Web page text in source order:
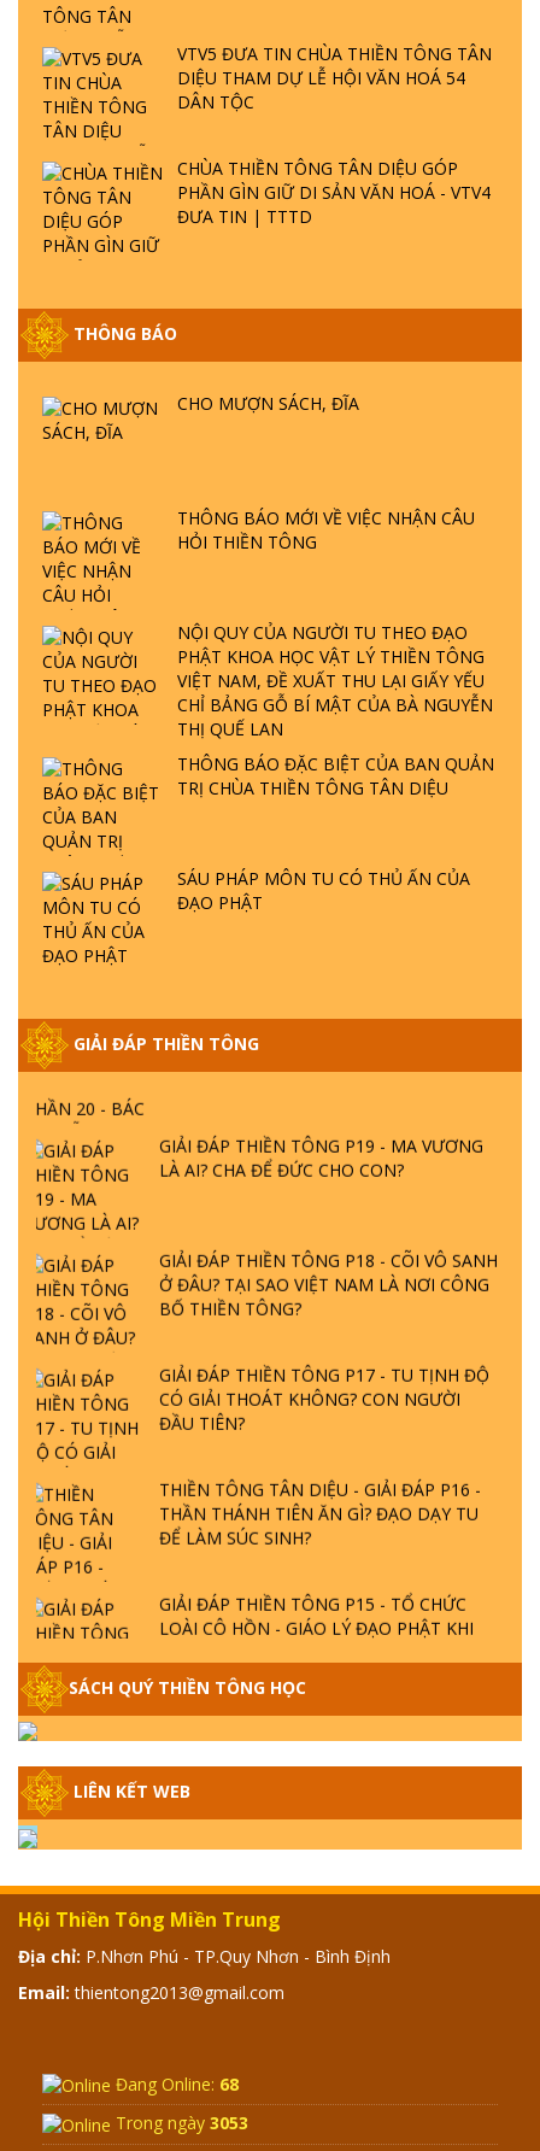
VTV5 ĐƯA TIN CHÙA THIỀN TÔNG TÂN
DIỆU THAM DỰ LỄ HỘI VĂN HOÁ 54
DÂN TỘC
CHÙA THIỀN TÔNG TÂN DIỆU GÓP
PHẦN GÌN GIỮ DI SẢN VĂN HOÁ - VTV4
ĐƯA TIN | TTTD
THÔNG BÁO
CHO MƯỢN SÁCH, ĐĨA
THÔNG BÁO MỚI VỀ VIỆC NHẬN CÂU
HỎI THIỀN TÔNG
NỘI QUY CỦA NGƯỜI TU THEO ĐẠO
PHẬT KHOA HỌC VẬT LÝ THIỀN TÔNG
VIỆT NAM, ĐỀ XUẤT THU LẠI GIẤY YẾU
CHỈ BẢNG GỖ BÍ MẬT CỦA BÀ NGUYỄN
THỊ QUẾ LAN
THÔNG BÁO ĐẶC BIỆT CỦA BAN QUẢN
TRỊ CHÙA THIỀN TÔNG TÂN DIỆU
SÁU PHÁP MÔN TU CÓ THỦ ẤN CỦA
ĐẠO PHẬT
GIẢI ĐÁP THIỀN TÔNG
GIẢI ĐÁP ĐẶC BIỆT P25 - SUỐT 49 NĂM
PHẬT KHÔNG NÓI? HỘI LONG HOA LÀ
TTTD
GIẢI ĐÁP THIỀN TÔNG ĐẶC BIỆT P22 - TẠI
SAO TRÁI ĐẤT NHIỀU THIÊN TAI - LŨ LỤT
- HỎA HOẠN | TTTD
GIẢI ĐÁP THIỀN TÔNG ĐẶC BIỆT P21 - TẠI
GIẢI ĐÁP VỀ LỄ TIỄN THIỀN TÔNG SƯ
GIẢI ĐÁP THIỀN TÔNG ĐẶC BIỆT PHẦN 20
- BÁC NGUYỄN NHÂN LÀ AI? PHIỀN NÃO
DO ĐÂU MÀ CÓ?
GIẢI ĐÁP THIỀN TÔNG P19 - MA VƯƠNG
LÀ AI? CHA ĐỂ ĐỨC CHO CON?
GIẢI ĐÁP THIỀN TÔNG P18 - CÕI VÔ SANH
Ở ĐÂU? TẠI SAO VIỆT NAM LÀ NƠI CÔNG
BỐ THIỀN TÔNG?
GIẢI ĐÁP THIỀN TÔNG P17 - TU TỊNH ĐỘ
CÓ GIẢI THOÁT KHÔNG? CON NGƯỜI
ĐẦU TIÊN?
THIỀN TÔNG TÂN DIỆU - GIẢI ĐÁP P16 -
THẦN THÁNH TIÊN ĂN GÌ? ĐẠO DẠY TU
ĐỂ LÀM SÚC SINH?
GIẢI ĐÁP THIỀN TÔNG P15 - TỔ CHỨC
LOÀI CÔ HỒN - GIÁO LÝ ĐẠO PHẬT KHI
NÀO XUẤT BẢN
GIẢI ĐÁP THIỀN TÔNG ĐẶC BIỆT - P13 -
CON NGƯỜI TU THÀNH PHẬT ĐƯỢC
GIẢI ĐÁP THIỀN TÔNG ĐẶC BIỆT - P12 -
SỰ THẬT VỀ ĐẠI HỒNG THỦY? TRỜI ĐÁNH
THÁNH ĐÂM THẦN VẶN HỌNG?
SÁCH QUÝ THIỀN TÔNG HỌC
LIÊN KẾT WEB
Hội Thiền Tông Miền Trung
Địa chỉ: P.Nhơn Phú - TP.Quy Nhơn - Bình Định
Email: thientong2013@gmail.com
Đang Online: 68
Trong ngày 3053